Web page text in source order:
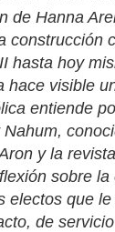
de Hanna
construcción
hasta hoy
visible
entiende
y la
sobre
electos que
de